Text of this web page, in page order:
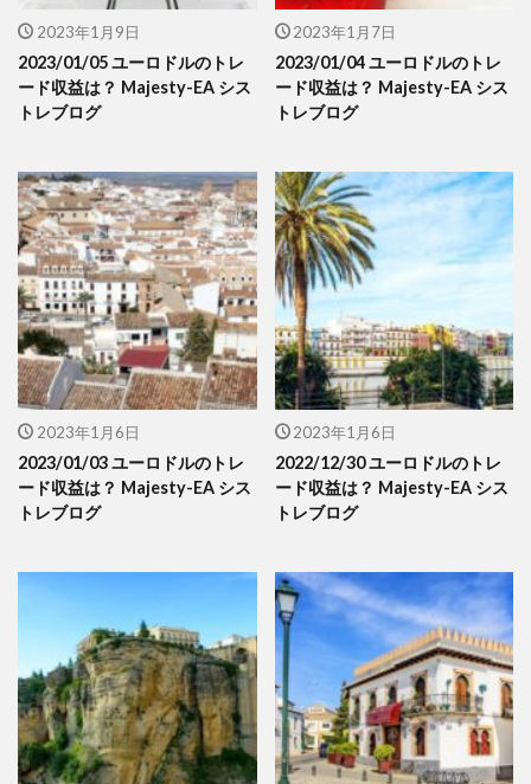
2023年1月9日
2023/01/05 ユーロドルのトレ
ード収益は？ Majesty-EA シス
トレブログ
2023年1月7日
2023/01/04 ユーロドルのトレ
ード収益は？ Majesty-EA シス
トレブログ
2023年1月6日
2023/01/03 ユーロドルのトレ
ード収益は？ Majesty-EA シス
トレブログ
2023年1月6日
2022/12/30 ユーロドルのトレ
ード収益は？ Majesty-EA シス
トレブログ